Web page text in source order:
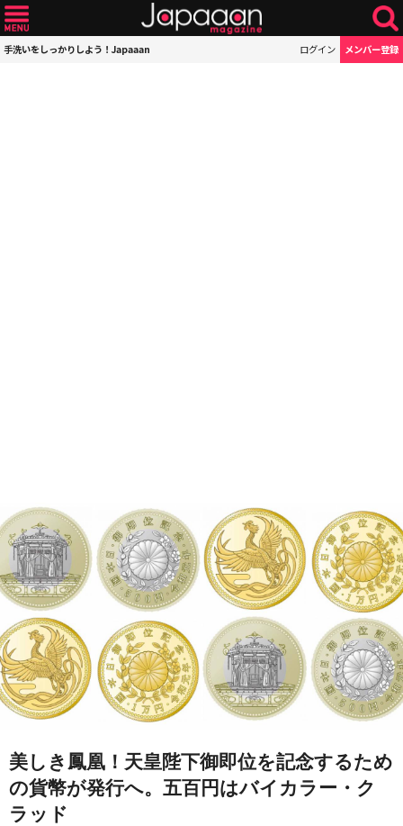
手洗いをしっかりしよう！Japaaan ログイン メンバー登録
美しき鳳凰！天皇陛下御即位を記念するため
の貨幣が発行へ。五百円はバイカラー・ク
ラッド